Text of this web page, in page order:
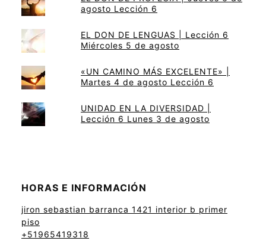
agosto Lección 6
EL DON DE LENGUAS | Lección 6
Miércoles 5 de agosto
«UN CAMINO MÁS EXCELENTE» |
Martes 4 de agosto Lección 6
UNIDAD EN LA DIVERSIDAD |
Lección 6 Lunes 3 de agosto
HORAS E INFORMACIÓN
jiron sebastian barranca 1421 interior b primer
piso
+51965419318